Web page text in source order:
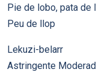
Pie de lobo, pata de
Peu de llop
Lekuzi-belarr
Astringente